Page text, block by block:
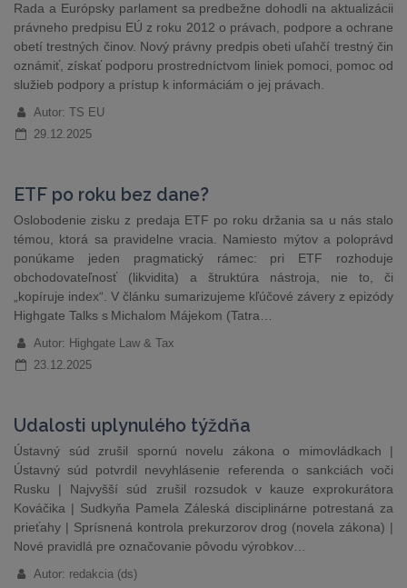
Rada a Európsky parlament sa predbežne dohodli na aktualizácii
právneho predpisu EÚ z roku 2012 o právach, podpore a ochrane
obetí trestných činov. Nový právny predpis obeti uľahčí trestný čin
oznámiť, získať podporu prostredníctvom liniek pomoci, pomoc od
služieb podpory a prístup k informáciám o jej právach.
Autor: TS EU
29.12.2025
ETF po roku bez dane?
Oslobodenie zisku z predaja ETF po roku držania sa u nás stalo
témou, ktorá sa pravidelne vracia. Namiesto mýtov a poloprávd
ponúkame jeden pragmatický rámec: pri ETF rozhoduje
obchodovateľnosť (likvidita) a štruktúra nástroja, nie to, či
„kopíruje index“. V článku sumarizujeme kľúčové závery z epizódy
Highgate Talks s Michalom Májekom (Tatra…
Autor: Highgate Law & Tax
23.12.2025
Udalosti uplynulého týždňa
Ústavný súd zrušil spornú novelu zákona o mimovládkach |
Ústavný súd potvrdil nevyhlásenie referenda o sankciách voči
Rusku | Najvyšší súd zrušil rozsudok v kauze exprokurátora
Kováčika | Sudkyňa Pamela Záleská disciplinárne potrestaná za
prieťahy | Sprísnená kontrola prekurzorov drog (novela zákona) |
Nové pravidlá pre označovanie pôvodu výrobkov…
Autor: redakcia (ds)